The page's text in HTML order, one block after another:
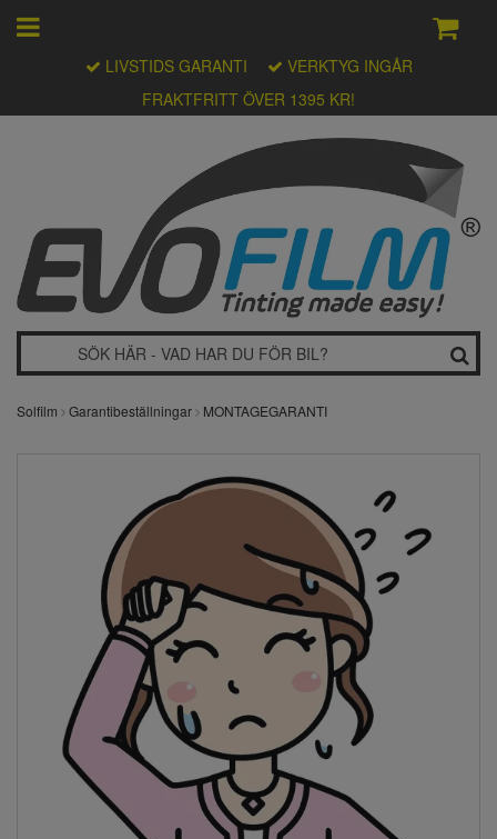
FRAKTFRITT ÖVER 1395 KR!
LIVSTIDS GARANTI VERKTYG INGÅR
Solfilm Garantibeställningar MONTAGEGARANTI